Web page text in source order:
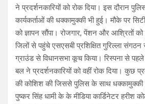
ने प्रदर्शनकारियों को रोक दिया। इस दौरान
कार्यकर्ताओं की धक्कामुक्की भी हुई। मौके पर
को ज्ञापन सौंपा। रोजगार, पेंशन और आश्रितों
जिलों से पहुंचे एसएसबी प्रशिक्षित गुरिल्ला
ग्राउंड से विधानसभा कूच किया। रिस्पना से
बल ने प्रदर्शनकारियों को वहीं रोक दिया। कुछ
की कोशिश की जिससे पुलिस के साथ धक्कामुक्की
पुष्कर सिंह धामी के के मीडिया कार्डिनेटर हरीश